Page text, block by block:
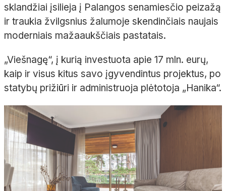
sklandžiai įsilieja į Palangos senamiesčio peizažą
ir traukia žvilgsnius žalumoje skendinčiais naujais
moderniais mažaaukščiais pastatais.
„Viešnagę“, į kurią investuota apie 17 mln. eurų,
kaip ir visus kitus savo įgyvendintus projektus, po
statybų prižiūri ir administruoja plėtotoja „Hanika“.